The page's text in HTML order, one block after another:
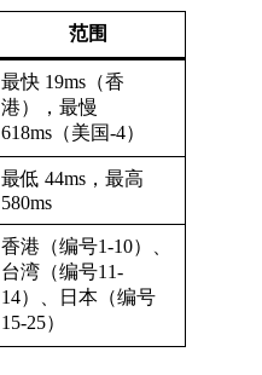
范围
最快 19ms（香
港），最慢
618ms（美国-4）
最低 44ms，最高
580ms
香港（编号1-10）、
台湾（编号11-
14）、日本（编号
15-25）